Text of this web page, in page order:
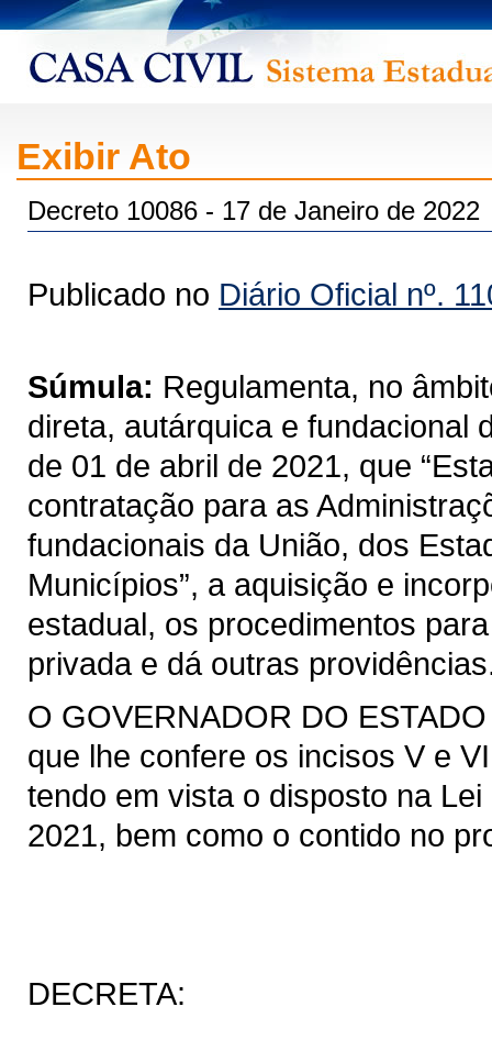
Exibir Ato
Decreto 10086 - 17 de Janeiro de 2022
Publicado no Diário Oficial nº.
Súmula: Regulamenta, no
direta, autárquica e fundacional
de 01 de abril de 2021, que
contratação para as
fundacionais da União, dos
Municípios”, a aquisição e
estadual, os procedimentos
privada e dá outras
O GOVERNADOR DO
que lhe confere os incisos V e
tendo em vista o disposto na
2021, bem como o contido no
DECRETA: